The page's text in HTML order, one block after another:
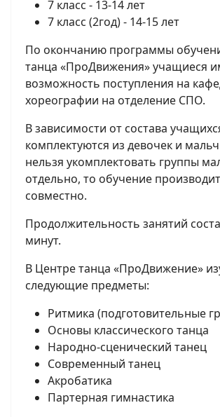
7 класс - 13-14 лет
7 класс (2год) - 14-15 лет
По окончанию программы
танца «ПроДвижения» учащиеся
возможность поступления на
хореографии на отделение СПО.
В зависимости от состава
комплектуются из девочек и
нельзя укомплектовать группы
отдельно, то обучение
совместно.
Продолжительность занятий
минут.
В Центре танца «ПроДвижение»
следующие предметы:
Ритмика (подготовительные
Основы классического танца
Народно-сценический танец
Современный танец
Акробатика
Партерная гимнастика